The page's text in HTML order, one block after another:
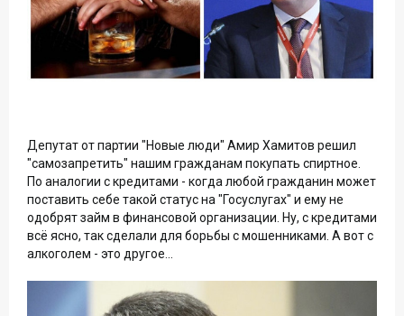
Депутат от партии "Новые люди" Амир Хамитов решил
"самозапретить" нашим гражданам покупать спиртное.
По аналогии с кредитами - когда любой гражданин может
поставить себе такой статус на "Госуслугах" и ему не
одобрят займ в финансовой организации. Ну, с кредитами
всё ясно, так сделали для борьбы с мошенниками. А вот с
алкоголем - это другое...